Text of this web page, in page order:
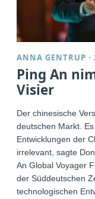
ANNA GENTRUP ·
Ping An
Visier
Der chinesische
deutschen Markt.
Entwicklungen der
irrelevant, sagte
An Global Voyager
der Süddeutschen
technologischen